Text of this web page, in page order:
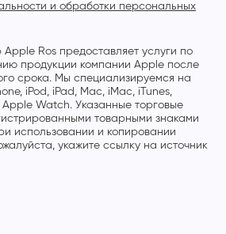
Ros предоставляет услуги по
продукции компании Apple после
срока. Мы специализируемся на
iPod, iPad, Mac, iMac, iTunes,
Apple Watch. Указанные торговые
товарными знаками
использовании и копировании
укажите ссылку на источник
и обработки персональных